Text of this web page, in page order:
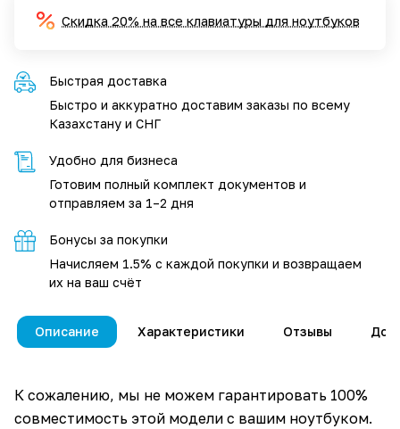
Скидка 20% на все клавиатуры для ноутбуков
Быстрая доставка
Быстро и аккуратно доставим заказы по всему
Казахстану и СНГ
Удобно для бизнеса
Готовим полный комплект документов и
отправляем за 1–2 дня
Бонусы за покупки
Начисляем 1.5% с каждой покупки и возвращаем
их на ваш счёт
Описание Характеристики Отзывы
К сожалению, мы не можем гарантировать 100%
совместимость этой модели с вашим ноутбуком.